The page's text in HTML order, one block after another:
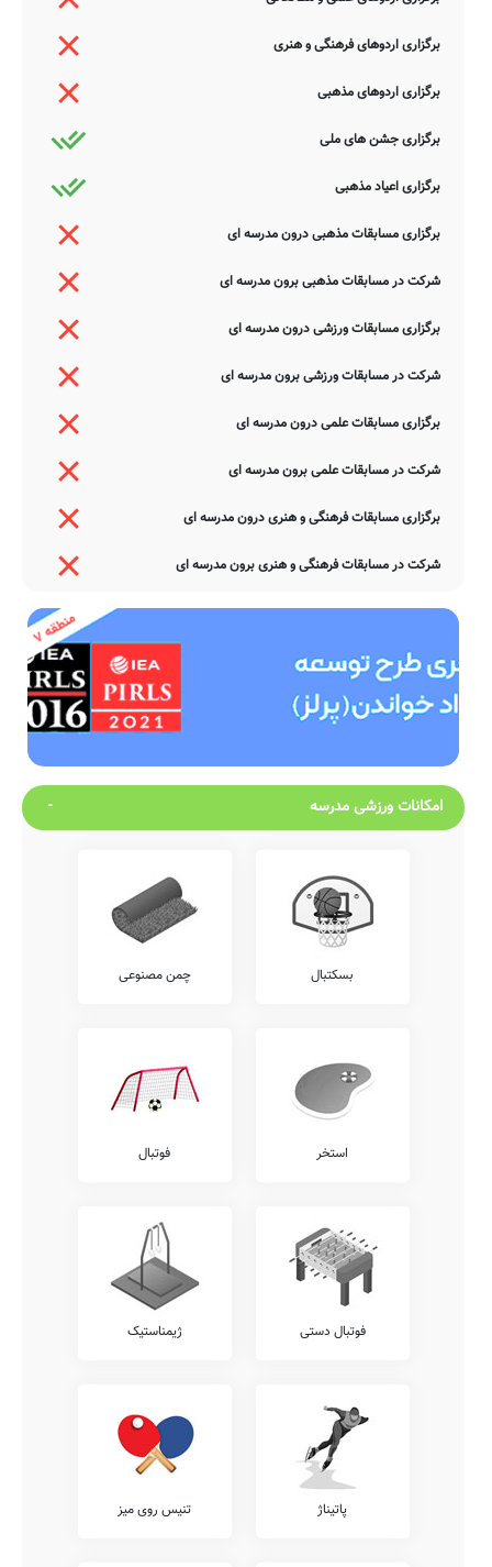
برگزاری اردوهای فرهنگی و هنری
برگزاری اردوهای مذهبی
برگزاری جشن های ملی
برگزاری اعیاد مذهبی
برگزاری مسابقات مذهبی درون مدرسه ای
شرکت در مسابقات مذهبی برون مدرسه ای
برگزاری مسابقات ورزشی درون مدرسه ای
شرکت در مسابقات ورزشی برون مدرسه ای
برگزاری مسابقات علمی درون مدرسه ای
شرکت در مسابقات علمی برون مدرسه ای
برگزاری مسابقات فرهنگی و هنری درون مدرسه ای
شرکت در مسابقات فرهنگی و هنری برون مدرسه ای
امکانات ورزشی مدرسه
بسکتبال چمن مصنوعی
استخر فوتبال
فوتبال دستی ژیمناستیک
پاتیناژ تنیس روی میز